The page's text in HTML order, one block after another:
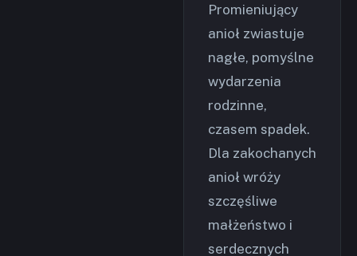
Promieniujący
anioł zwiastuje
nagłe, pomyślne
wydarzenia
rodzinne,
czasem spadek.
Dla zakochanych
anioł wróży
szczęśliwe
małżeństwo i
serdecznych